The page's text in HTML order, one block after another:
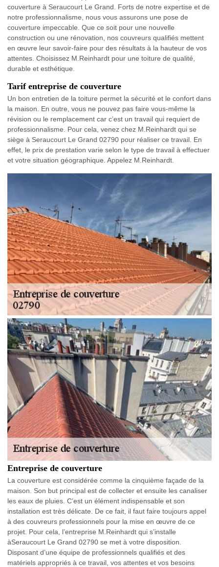
couverture à Seraucourt Le Grand. Forts de notre expertise et de
notre professionnalisme, nous vous assurons une pose de
couverture impeccable. Que ce soit pour une nouvelle
construction ou une rénovation, nos couvreurs qualifiés mettent
en œuvre leur savoir-faire pour des résultats à la hauteur de vos
attentes. Choisissez M.Reinhardt pour une toiture de qualité,
durable et esthétique.
Tarif entreprise de couverture
Un bon entretien de la toiture permet la sécurité et le confort dans
la maison. En outre, vous ne pouvez pas faire vous-même la
révision ou le remplacement car c’est un travail qui requiert de
professionnalisme. Pour cela, venez chez M.Reinhardt qui se
siège à Seraucourt Le Grand 02790 pour réaliser ce travail. En
effet, le prix de prestation varie selon le type de travail à effectuer
et votre situation géographique. Appelez M.Reinhardt.
Entreprise de couverture
La couverture est considérée comme la cinquième façade de la
maison. Son but principal est de collecter et ensuite les canaliser
les eaux de pluies. C’est un élément indispensable et son
installation est très délicate. De ce fait, il faut faire toujours appel
à des couvreurs professionnels pour la mise en œuvre de ce
projet. Pour cela, l’entreprise M.Reinhardt qui s’installe
àSeraucourt Le Grand 02790 se met à votre disposition.
Disposant d’une équipe de professionnels qualifiés et des
matériels appropriés à ce travail, vos attentes et vos besoins